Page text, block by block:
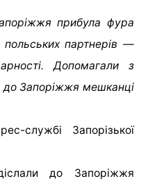
прибула фура
польських партнерів —
Допомагали з
до Запоріжжя мешканці
службі Запорізької
до Запоріжжя